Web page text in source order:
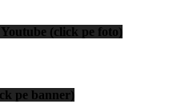
(click pe foto)
pe banner)